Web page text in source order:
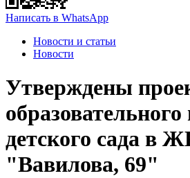
Написать в WhatsApp
Новости и статьи
Новости
Утверждены
детского сада в
"Вавилова, 69"